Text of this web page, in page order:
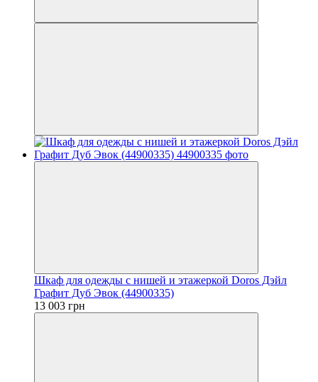
Шкаф для одежды с нишей и этажеркой Doros Дэйл
Графит Дуб Эвок (44900335)
13 003 грн